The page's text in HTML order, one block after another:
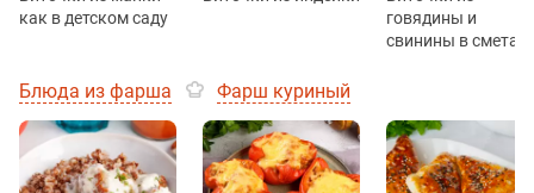
как в детском саду
говядины и
свинины в
Блюда из фарша Фарш куриный